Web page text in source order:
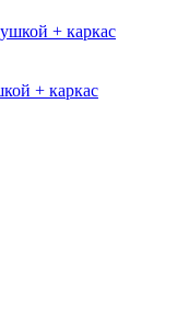
+ каркас